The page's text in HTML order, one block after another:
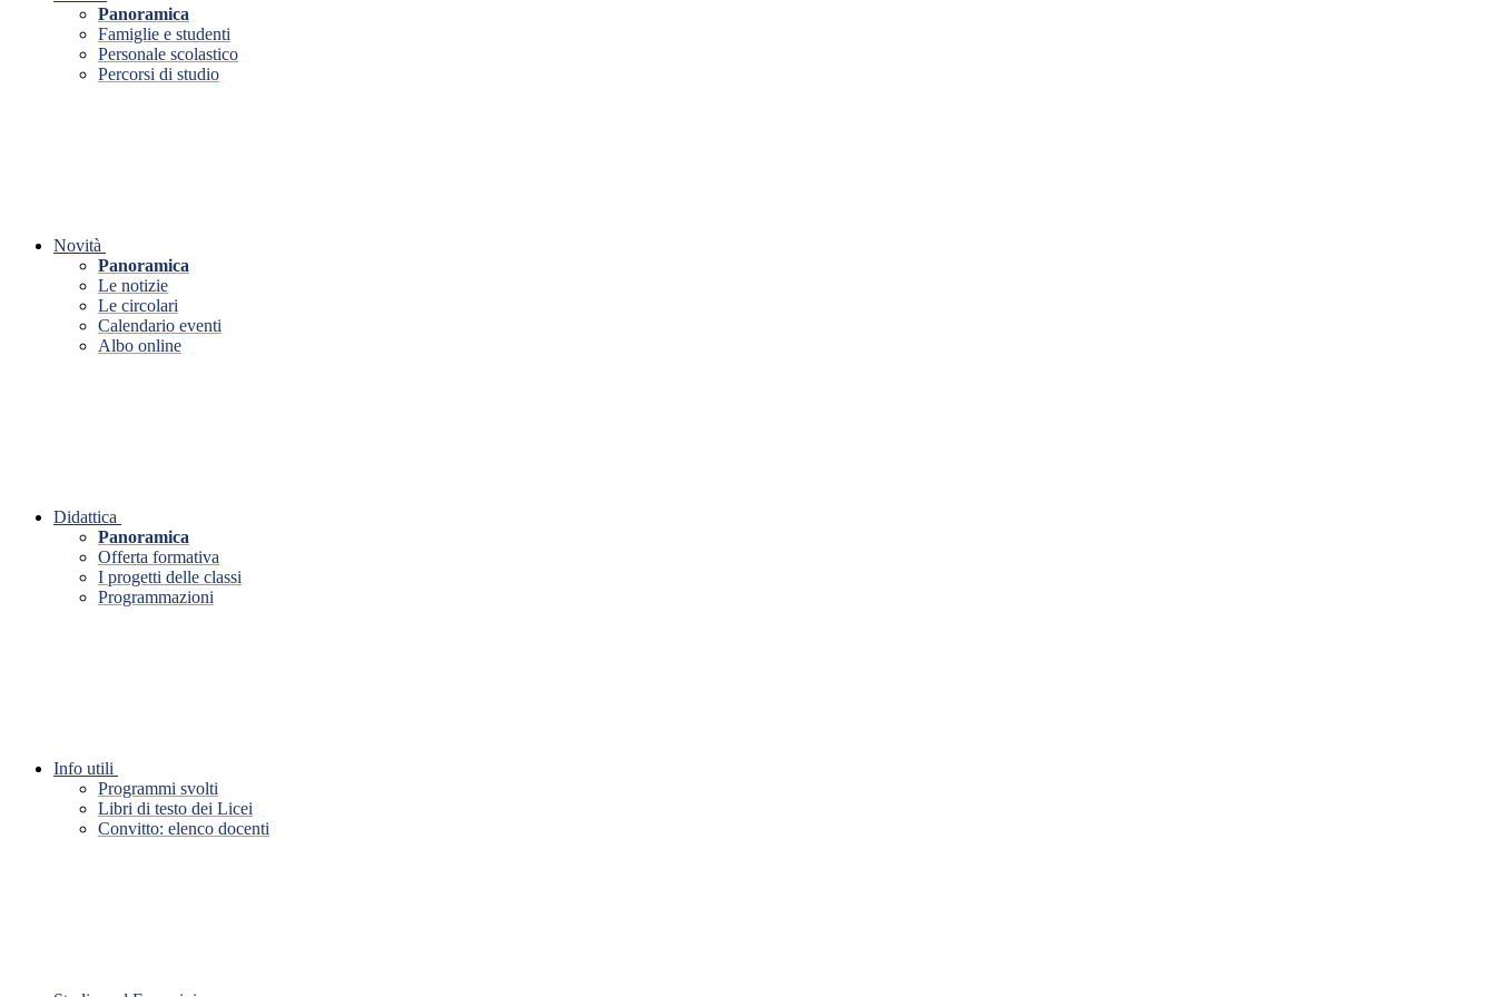
Panoramica
Famiglie e studenti
Personale scolastico
Percorsi di studio
Novità
Panoramica
Le notizie
Le circolari
Calendario eventi
Albo online
Didattica
Panoramica
Offerta formativa
I progetti delle classi
Programmazioni
Info utili
Programmi svolti
Libri di testo dei Licei
Convitto: elenco docenti